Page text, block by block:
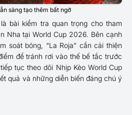
sàng tạo thêm bất ngờ
bài kiểm tra quan trọng cho tham
Nha tại World Cup 2026. Bên cạnh
soát bóng, “La Roja” cần cải thiện
để tránh rơi vào thế bế tắc trước
tục theo dõi Nhịp Kèo World Cup
quả và những diễn biến đáng chú ý